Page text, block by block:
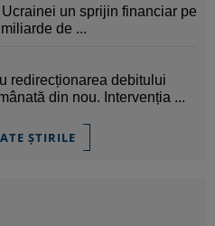
un sprijin financiar pe
de ...
redirecționarea debitului
din nou. Intervenția ...
ȘTIRILE